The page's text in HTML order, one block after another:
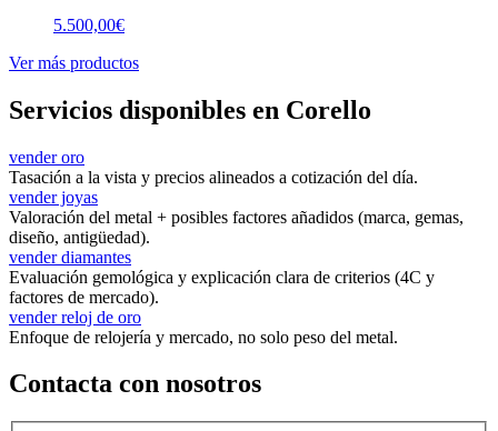
5.500,00€
Ver más productos
Servicios disponibles en Corello
vender oro
Tasación a la vista y precios alineados a cotización del día.
vender joyas
Valoración del metal + posibles factores añadidos (marca, gemas,
diseño, antigüedad).
vender diamantes
Evaluación gemológica y explicación clara de criterios (4C y
factores de mercado).
vender reloj de oro
Enfoque de relojería y mercado, no solo peso del metal.
Contacta con nosotros